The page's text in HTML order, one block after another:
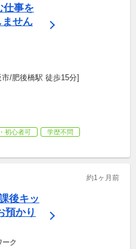
仕事を
ません
/肥後橋駅 徒歩15分]
初心者可
学歴不問
約1ヶ月前
後キッ
預かり
ーク